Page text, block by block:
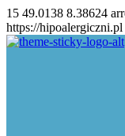
15 49.0138 8.38624
https://hipoalergiczni.pl